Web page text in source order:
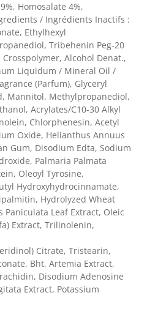
Homosalate 4%,
/ Ingrédients Inactifs :
Ethylhexyl
Tribehenin Peg-20
Alcohol Denat.,
Liquidum / Mineral Oil /
(Parfum), Glyceryl
Mannitol, Methylpropanediol,
Acrylates/C10-30 Alkyl
Chlorphenesin, Acetyl
Oxide, Helianthus Annuus
Gum, Disodium Edta, Sodium
Palmaria Palmata
Oleoyl Tyrosine,
Hydroxyhydrocinnamate,
Hydrolyzed Wheat
Leaf Extract, Oleic
Extract, Trilinolenin,
Citrate, Tristearin,
Bht, Artemia Extract,
Disodium Adenosine
Extract, Potassium